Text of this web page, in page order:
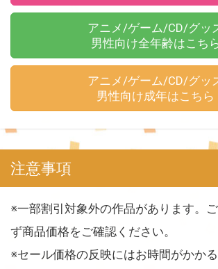
アニメ/ゲーム/CD/グッ
男性向け全年齢はこち
アニメ/ゲーム/CD/グッ
男性向け成年はこちら
注意事項
※一部割引対象外の作品があります。
ず商品価格をご確認ください。
※セール価格の反映にはお時間がかか